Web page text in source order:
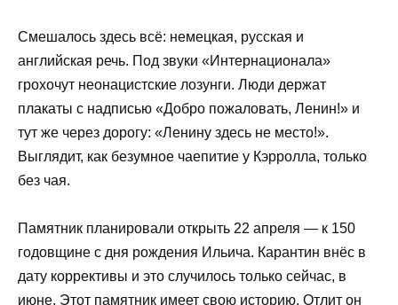
Смешалось здесь всё: немецкая, русская и
английская речь. Под звуки «Интернационала»
грохочут неонацистские лозунги. Люди держат
плакаты с надписью «Добро пожаловать, Ленин!» и
тут же через дорогу: «Ленину здесь не место!».
Выглядит, как безумное чаепитие у Кэрролла, только
без чая.
Памятник планировали открыть 22 апреля — к 150
годовщине с дня рождения Ильича. Карантин внёс в
дату коррективы и это случилось только сейчас, в
июне. Этот памятник имеет свою историю. Отлит он